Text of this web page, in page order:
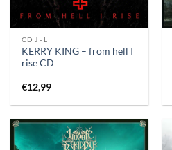
CD J - L
KERRY KING – from hell I
rise CD
€12,99